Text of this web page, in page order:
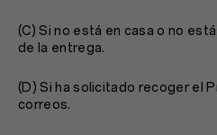
(C) Si no está en casa o no
de la entrega.
(D) Si ha solicitado recoger el
correos.